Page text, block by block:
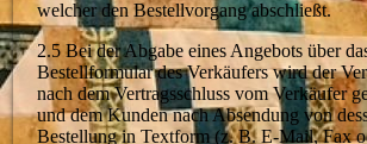
welcher den Bestellvorgang abschließt.
2.5 Bei der Abgabe eines Angebots über
Bestellformular des Verkäufers wird der
nach dem Vertragsschluss vom Verkäufer
und dem Kunden nach Absendung von
Bestellung in Textform (z. B. E-Mail, Fax